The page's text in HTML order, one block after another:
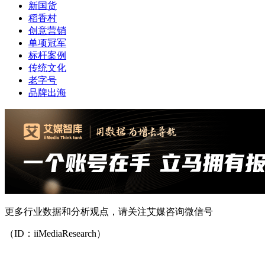
新国货
稻香村
创意营销
单项冠军
标杆案例
传统文化
老字号
品牌出海
更多行业数据和分析观点，请关注艾媒咨询微信号
（ID：iiMediaResearch）